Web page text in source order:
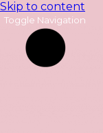
Skip to content
Toggle Navigation